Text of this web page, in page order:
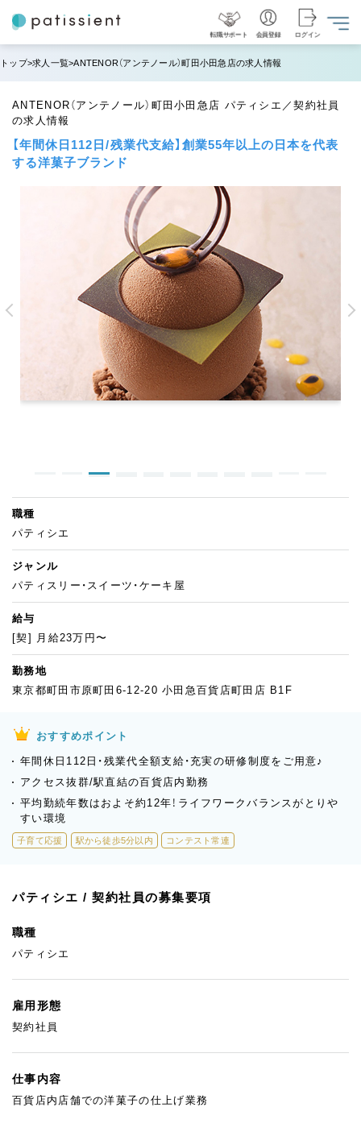
転職サポート 会員登録 ログイン
トップ 求人一覧 ANTENOR（アンテノール）町田小田急店の求人情報
ANTENOR（アンテノール）町田小田急店 パティシエ／契約社員
の求人情報
【年間休日112日/残業代支給】創業55年以上の日本を代表
する洋菓子ブランド
職種
パティシエ
ジャンル
パティスリー・スイーツ・ケーキ屋
給与
[契] 月給23万円〜
勤務地
東京都町田市原町田6-12-20 小田急百貨店町田店 B1F
おすすめポイント
年間休日112日・残業代全額支給・充実の研修制度をご用意♪
アクセス抜群/駅直結の百貨店内勤務
平均勤続年数はおよそ約12年！ライフワークバランスがとりや
すい環境
子育て応援 駅から徒歩5分以内 コンテスト常連
パティシエ / 契約社員の募集要項
職種
パティシエ
雇用形態
契約社員
仕事内容
百貨店内店舗での洋菓子の仕上げ業務